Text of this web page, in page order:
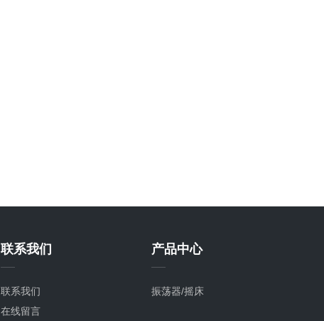
联系我们
联系我们
在线留言
产品中心
振荡器/摇床